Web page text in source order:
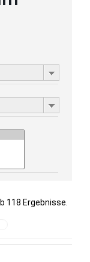
118 Ergebnisse.